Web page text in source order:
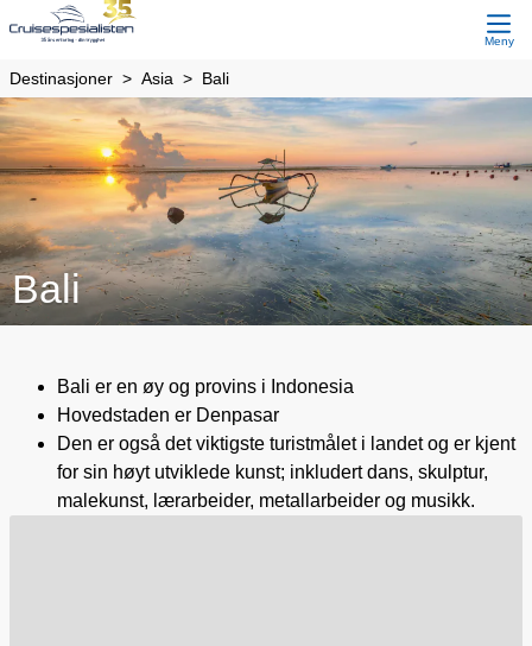
Meny
Destinasjoner Asia Bali
Bali
Bali er en øy og provins i Indonesia
Hovedstaden er Denpasar
Den er også det viktigste turistmålet i landet og er kjent
for sin høyt utviklede kunst; inkludert dans, skulptur,
malekunst, lærarbeider, metallarbeider og musikk.